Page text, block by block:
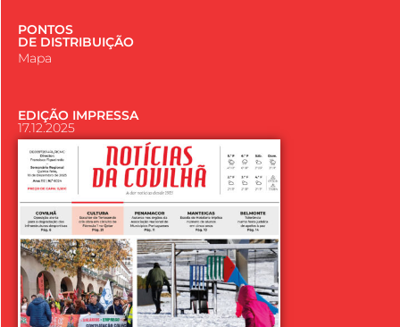
PONTOS
DE DISTRIBUIÇÃO
Mapa
EDIÇÃO IMPRESSA
17.12.2025